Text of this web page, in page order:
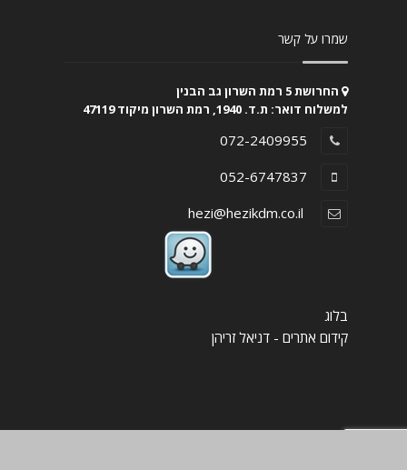
שמרו על קשר
החרושת 5 רמת השרון גב הבנין
למשלוח דואר: ת.ד. 1940, רמת השרון מיקוד 47119
072-2409955
052-6747837
בלוג
קידום אתרים - דניאל זריהן